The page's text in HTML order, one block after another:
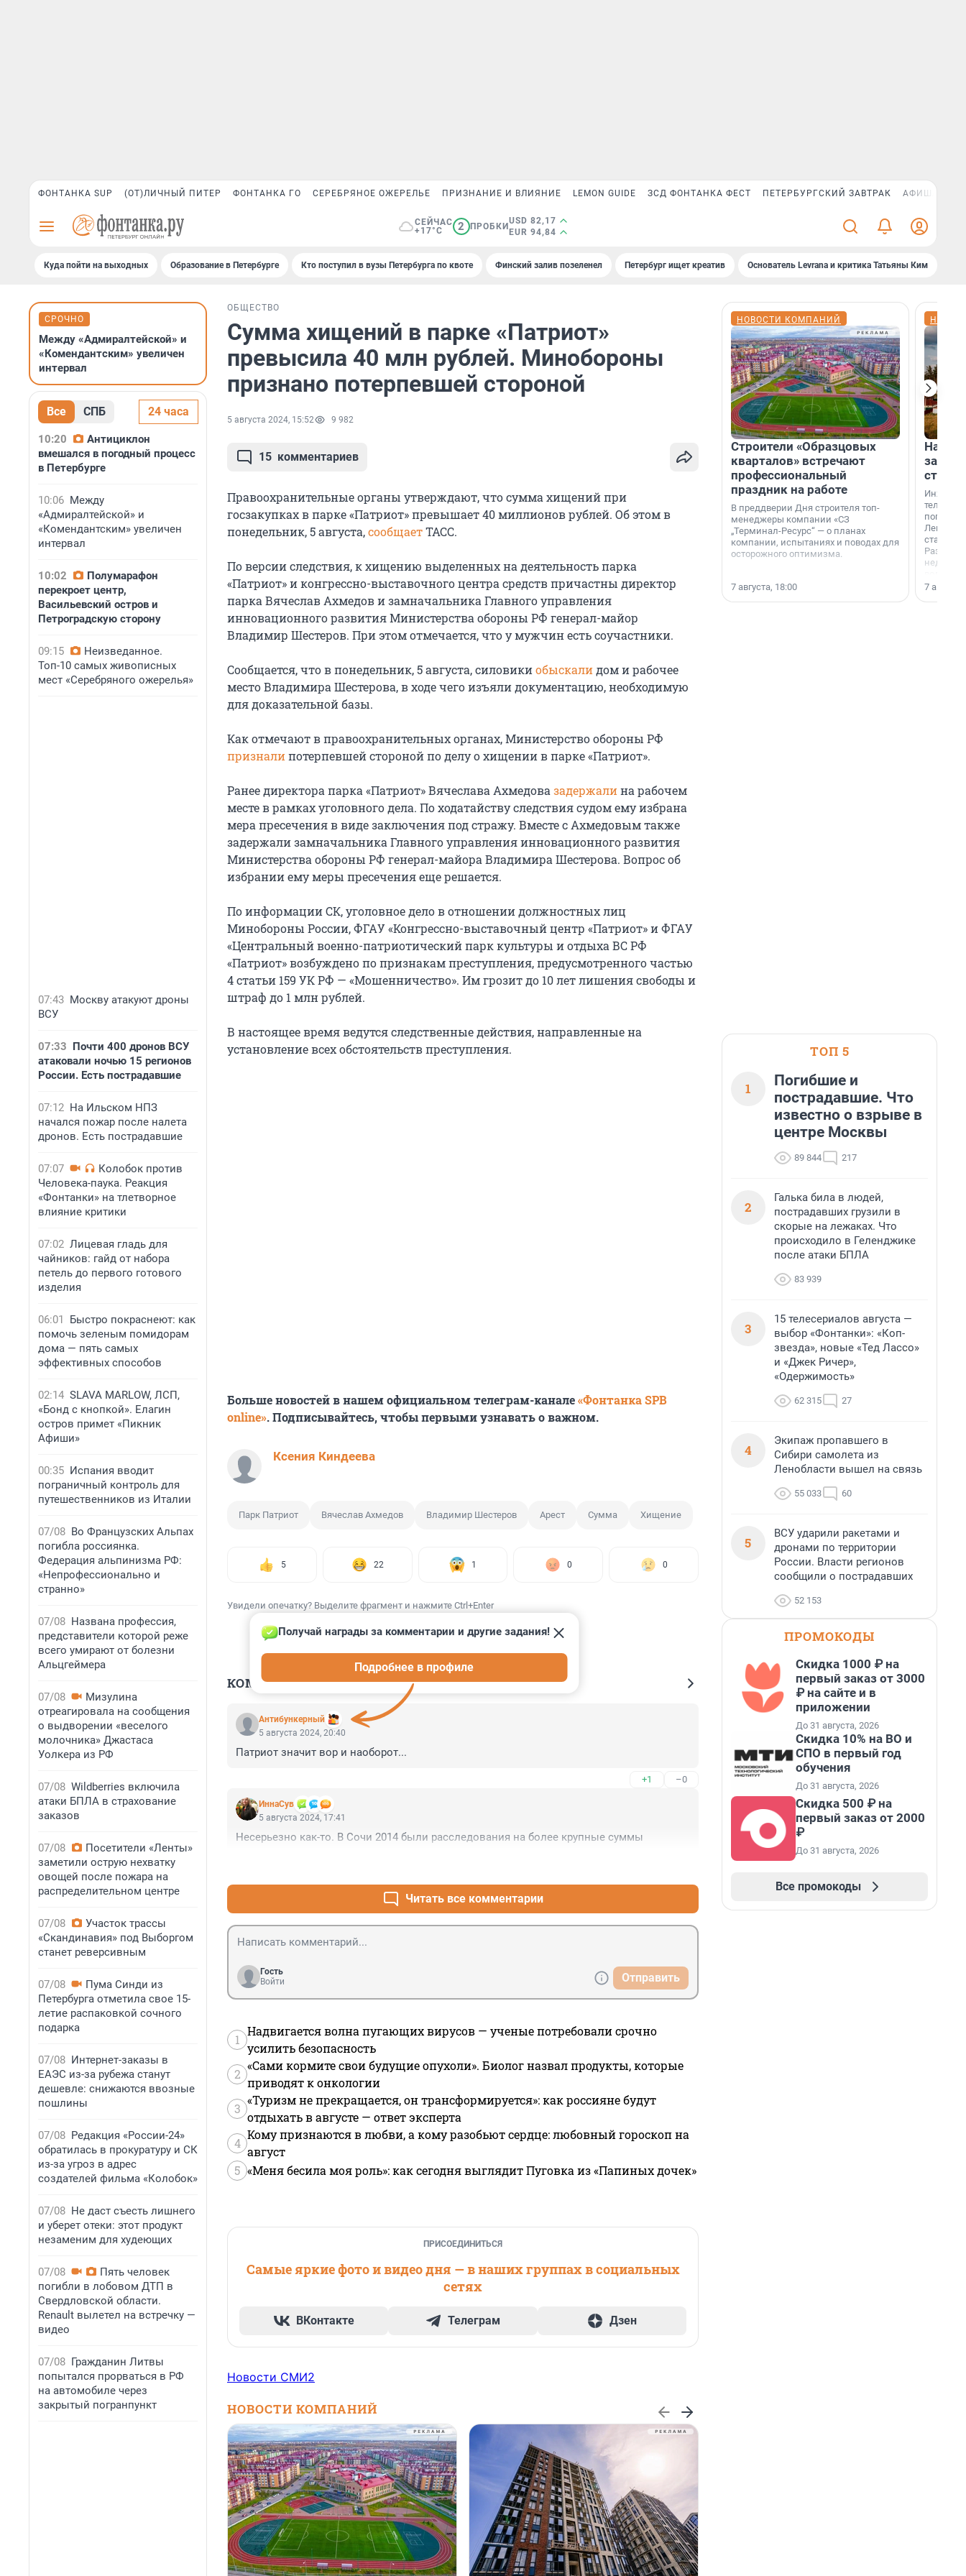
ФОНТАНКА SUP (ОТ)ЛИЧНЫЙ ПИТЕР ФОНТАНКА ГО СЕРЕБРЯНОЕ ОЖЕРЕЛЬЕ ПРИЗНАНИЕ И ВЛИЯНИЕ LEMON GUIDE ЗСД ФОНТАНКА ФЕСТ ПЕТЕРБУРГСКИЙ ЗАВТРАК АФИША PLUS
СЕЙЧАС
+17°C
2 ПРОБКИ
USD 82,17
EUR 94,84
Куда пойти на выходных Образование в Петербурге Кто поступил в вузы Петербурга по квоте Финский залив позеленел Петербург ищет креатив Основатель Levrana и критика Татьяны Ким
СРОЧНО
Между «Адмиралтейской» и
«Комендантским» увеличен
интервал
Все СПБ 24 часа
10:20
Антициклон
вмешался в погодный процесс
в Петербурге
10:06 Между
«Адмиралтейской» и
«Комендантским» увеличен
интервал
10:02
Полумарафон
перекроет центр,
Васильевский остров и
Петроградскую сторону
09:15
Неизведанное.
Топ-10 самых живописных
мест «Серебряного ожерелья»
07:43 Москву атакуют дроны
ВСУ
07:33 Почти 400 дронов ВСУ
атаковали ночью 15 регионов
России. Есть пострадавшие
07:12 На Ильском НПЗ
начался пожар после налета
дронов. Есть пострадавшие
07:07
Колобок против
Человека-паука. Реакция
«Фонтанки» на тлетворное
влияние критики
07:02 Лицевая гладь для
чайников: гайд от набора
петель до первого готового
изделия
06:01
Быстро покраснеют: как
помочь зеленым помидорам
дома — пять самых
эффективных способов
02:14 SLAVA MARLOW, ЛСП,
«Бонд с кнопкой». Елагин
остров примет «Пикник
Афиши»
00:35 Испания вводит
пограничный контроль для
путешественников из Италии
07/08 Во Французских Альпах
погибла россиянка.
Федерация альпинизма РФ:
«Непрофессионально и
странно»
07/08 Названа профессия,
представители которой реже
всего умирают от болезни
Альцгеймера
07/08
Мизулина
отреагировала на сообщения
о выдворении «веселого
молочника» Джастаса
Уолкера из РФ
07/08 Wildberries включила
атаки БПЛА в страхование
заказов
07/08
Посетители «Ленты»
заметили острую нехватку
овощей после пожара на
распределительном центре
07/08
Участок трассы
«Скандинавия» под Выборгом
станет реверсивным
07/08
Пума Синди из
Петербурга отметила свое 15-
летие распаковкой сочного
подарка
07/08 Интернет-заказы в
ЕАЭС из-за рубежа станут
дешевле: снижаются ввозные
пошлины
07/08 Редакция «России-24»
обратилась в прокуратуру и СК
из-за угроз в адрес
создателей фильма «Колобок»
07/08 Не даст съесть лишнего
и уберет отеки: этот продукт
незаменим для худеющих
07/08
Пять человек
погибли в лобовом ДТП в
Свердловской области.
Renault вылетел на встречку —
видео
07/08 Гражданин Литвы
попытался прорваться в РФ
на автомобиле через
закрытый погранпункт
ОБЩЕСТВО
Сумма хищений в парке «Патриот»
превысила 40 млн рублей. Минобороны
признано потерпевшей стороной
5 августа 2024, 15:52 9 982
15 комментариев
Правоохранительные органы утверждают, что сумма хищений при
госзакупках в парке «Патриот» превышает 40 миллионов рублей. Об этом в
понедельник, 5 августа,сообщаетТАСС.
По версии следствия, к хищению выделенных на деятельность парка
«Патриот» и конгрессно-выставочного центра средств причастны директор
парка Вячеслав Ахмедов и замначальника Главного управления
инновационного развития Министерства обороны РФ генерал-майор
Владимир Шестеров. При этом отмечается, что у мужчин есть соучастники.
Сообщается, что в понедельник, 5 августа, силовикиобыскалидом и рабочее
место Владимира Шестерова, в ходе чего изъяли документацию, необходимую
для доказательной базы.
Как отмечают в правоохранительных органах, Министерство обороны РФ
призналипотерпевшей стороной по делу о хищении в парке «Патриот».
Ранее директора парка «Патриот» Вячеслава Ахмедова задержалина рабочем
месте в рамках уголовного дела. По ходатайству следствия судом ему избрана
мера пресечения в виде заключения под стражу. Вместе с Ахмедовым также
задержали замначальника Главного управления инновационного развития
Министерства обороны РФ генерал-майора Владимира Шестерова. Вопрос об
избрании ему меры пресечения еще решается.
По информации СК, уголовное дело в отношении должностных лиц
Минобороны России, ФГАУ «Конгрессно-выставочный центр «Патриот» и ФГАУ
«Центральный военно-патриотический парк культуры и отдыха ВС РФ
«Патриот» возбуждено по признакам преступления, предусмотренного частью
4 статьи 159 УК РФ — «Мошенничество». Им грозит до 10 лет лишения свободы и
штраф до 1 млн рублей.
В настоящее время ведутся следственные действия, направленные на
установление всех обстоятельств преступления.
Больше новостей в нашем официальном телеграм-канале«Фонтанка SPB
online». Подписывайтесь, чтобы первыми узнавать о важном.
Ксения Киндеева
Парк Патриот Вячеслав Ахмедов Владимир Шестеров Арест Сумма Хищение
5 22 1 0 0
Увидели опечатку? Выделите фрагмент и нажмите Ctrl+Enter
КОММЕНТАРИИ 15
Антибункерный
Получай награды за комментарии и другие задания!
Подробнее в профиле
5 августа 2024, 20:40
Патриот значит вор и наоборот...
+1 –0
ИннаСув
5 августа 2024, 17:41
Несерьезно как-то. В Сочи 2014 были расследования на более крупные суммы
Читать все комментарии
Гость
Войти
Отправить
1
Надвигается волна пугающих вирусов — ученые потребовали срочно
усилить безопасность
2
«Сами кормите свои будущие опухоли». Биолог назвал продукты, которые
приводят к онкологии
3
«Туризм не прекращается, он трансформируется»: как россияне будут
отдыхать в августе — ответ эксперта
4
Кому признаются в любви, а кому разобьют сердце: любовный гороскоп на
август
5 «Меня бесила моя роль»: как сегодня выглядит Пуговка из «Папиных дочек»
ПРИСОЕДИНИТЬСЯ
Самые яркие фото и видео дня — в наших группах в социальных
сетях
ВКонтакте Телеграм Дзен
Новости СМИ2
НОВОСТИ КОМПАНИЙ
НОВОСТИ КОМПАНИЙ
Строители «Образцовых
кварталов» встречают
профессиональный
праздник на работе
В преддверии Дня строителя топ-
менеджеры компании «СЗ
„Терминал-Ресурс“ — о планах
компании, испытаниях и поводах для
осторожного оптимизма.
7 августа, 18:00
На
станции
7
ТОП 5
1
Погибшие и
пострадавшие. Что
известно о взрыве в
центре Москвы
89 844 217
2
Галька била в людей,
пострадавших грузили в
скорые на лежаках. Что
происходило в Геленджике
после атаки БПЛА
83 939
3
15 телесериалов августа —
выбор «Фонтанки»: «Коп-
звезда», новые «Тед Лассо»
и «Джек Ричер»,
«Одержимость»
62 315 27
4
Экипаж пропавшего в
Сибири самолета из
Ленобласти вышел на связь
55 033 60
5
ВСУ ударили ракетами и
дронами по территории
России. Власти регионов
сообщили о пострадавших
52 153
ПРОМОКОДЫ
Скидка 1000 ₽ на
первый заказ от 3000
₽ на сайте и в
приложении
До 31 августа, 2026
Скидка 10% на ВО и
СПО в первый год
обучения
До 31 августа, 2026
Скидка 500 ₽ на
первый заказ от 2000
₽
До 31 августа, 2026
Все промокоды